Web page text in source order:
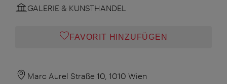
GALERIE & KUNSTHANDEL
FAVORIT HINZUFÜGEN
Marc Aurel Straße 10, 1010 Wien